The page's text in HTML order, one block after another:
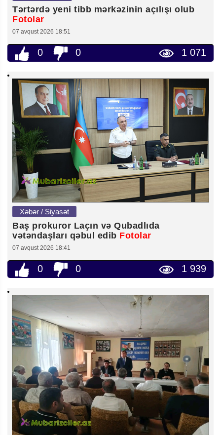
Tərtərdə yeni tibb mərkəzinin açılışı olub
Fotolar
07 avqust 2026 18:51
0 0 1 071
Xəbər / Siyasət
Baş prokuror Laçın və Qubadlıda
vətəndaşları qəbul edib Fotolar
07 avqust 2026 18:41
0 0 1 939